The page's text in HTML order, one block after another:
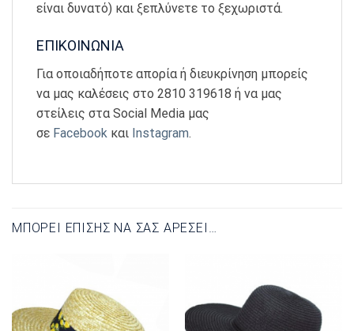
είναι δυνατό) και ξεπλύνετε το ξεχωριστά.
ΕΠΙΚΟΙΝΩΝΙΑ
Για οποιαδήποτε απορία ή διευκρίνηση μπορείς
να μας καλέσεις στο 2810 319618 ή να μας
στείλεις στα Social Media μας
σε Facebook και Instagram.
ΜΠΟΡΕΊ ΕΠΊΣΗΣ ΝΑ ΣΑΣ ΑΡΈΣΕΙ…